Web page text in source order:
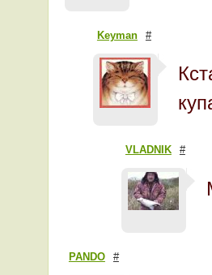
Keyman #
VLADNIK #
PANDO #